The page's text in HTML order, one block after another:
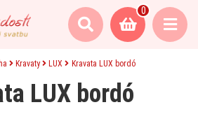
0
Kravaty LUX Kravata LUX bordó
LUX bordó